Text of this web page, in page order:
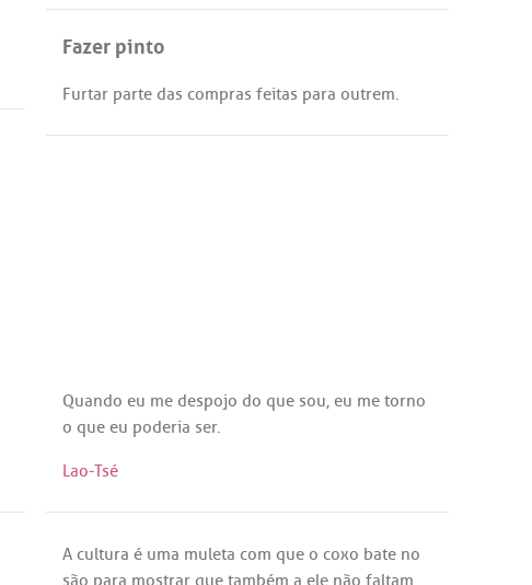
Fazer pinto
Furtar parte das compras feitas para outrem.
Quando eu me despojo do que sou, eu me torno
o que eu poderia ser.
Lao-Tsé
A cultura é uma muleta com que o coxo bate no